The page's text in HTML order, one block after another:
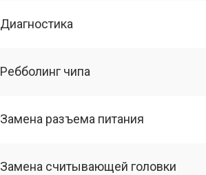
Диагностика
Ребболинг чипа
Замена разъема питания
Замена считывающей головки